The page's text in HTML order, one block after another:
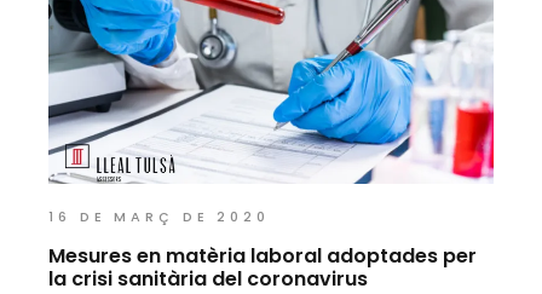
16 DE MARÇ DE 2020
Mesures en matèria laboral adoptades per
la crisi sanitària del coronavirus